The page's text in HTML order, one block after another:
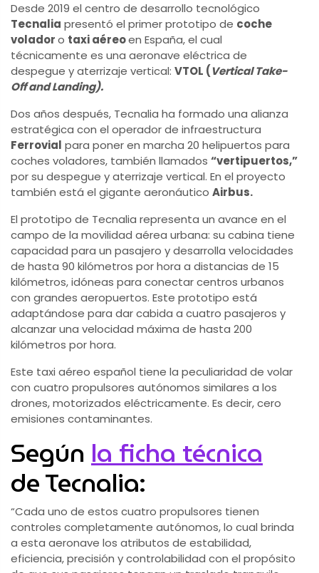
Desde 2019 el centro de desarrollo tecnológico
Tecnalia presentó el primer prototipo de coche
voladoro taxi aéreoen España, el cual
técnicamente es una aeronave eléctrica de
despegue y aterrizaje vertical: VTOL ( Vertical Take-
Off and Landing).
Dos años después, Tecnalia ha formado una alianza
estratégica con el operador de infraestructura
Ferrovial para poner en marcha 20 helipuertos para
coches voladores, también llamados “vertipuertos,”
por su despegue y aterrizaje vertical. En el proyecto
también está el gigante aeronáutico Airbus.
El prototipo de Tecnalia representa un avance en el
campo de la movilidad aérea urbana: su cabina tiene
capacidad para un pasajero y desarrolla velocidades
de hasta 90 kilómetros por hora a distancias de 15
kilómetros, idóneas para conectar centros urbanos
con grandes aeropuertos. Este prototipo está
adaptándose para dar cabida a cuatro pasajeros y
alcanzar una velocidad máxima de hasta 200
kilómetros por hora.
Este taxi aéreo español tiene la peculiaridad de volar
con cuatro propulsores autónomos similares a los
drones, motorizados eléctricamente. Es decir, cero
emisiones contaminantes.
Segúnla ficha técnica
de Tecnalia:
“Cada uno de estos cuatro propulsores tienen
controles completamente autónomos, lo cual brinda
a esta aeronave los atributos de estabilidad,
eficiencia, precisión y controlabilidad con el propósito